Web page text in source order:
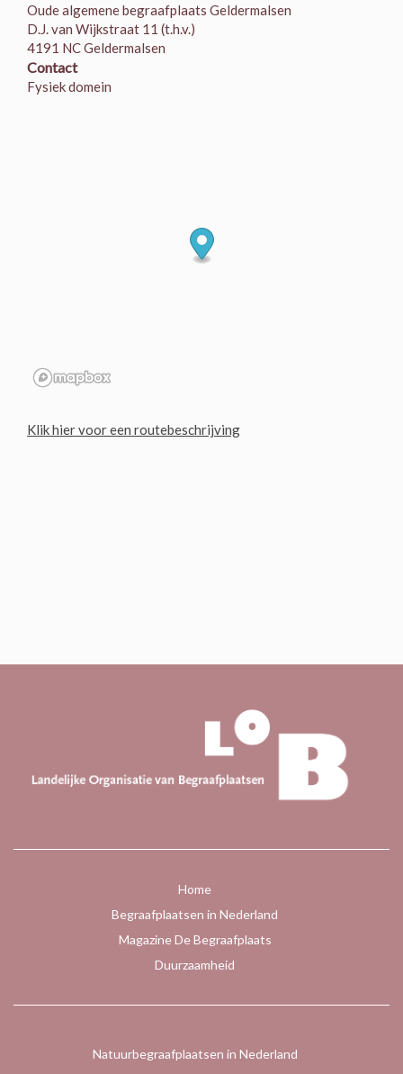
Oude algemene begraafplaats Geldermalsen
D.J. van Wijkstraat 11 (t.h.v.)
4191 NC Geldermalsen
Contact
Fysiek domein
Klik hier voor een routebeschrijving
Home
Begraafplaatsen in Nederland
Magazine De Begraafplaats
Duurzaamheid
Natuurbegraafplaatsen in Nederland